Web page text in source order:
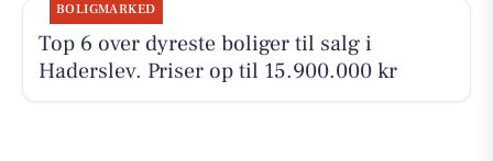
BOLIGMARKED
Top 6 over dyreste boliger til salg i
Haderslev. Priser op til 15.900.000 kr